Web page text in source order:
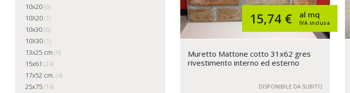
10x20(6)
10X20(1)
10x30(6)
10X30(1)
13x25 cm (6)
15x61 (24)
17x52 cm. (4)
25x75(14)
15,74 € IVA inclusa
al mq
Muretto Mattone cotto 31x62 gres
rivestimento interno ed esterno
DISPONIBILE DA SUBITO